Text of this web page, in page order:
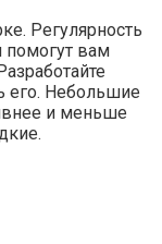
Регулярность
помогут вам
его. Небольшие
и меньше